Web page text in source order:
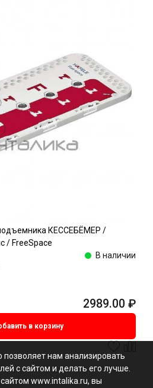
КЕССЕБЁМЕР /
/ FreeSpace
В наличии
2989.00 ₽
в корзину
нам анализировать
с сайтом и делать его лучше.
www.intalika.ru, вы